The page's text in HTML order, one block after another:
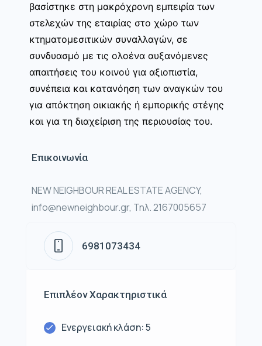
βασίστηκε στη μακρόχρονη εμπειρία των
στελεχών της εταιρίας στο χώρο των
κτηματομεσιτικών συναλλαγών, σε
συνδυασμό με τις ολοένα αυξανόμενες
απαιτήσεις του κοινού για αξιοπιστία,
συνέπεια και κατανόηση των αναγκών του
για απόκτηση οικιακής ή εμπορικής στέγης
και για τη διαχείριση της περιουσίας του.
Επικοινωνία
NEW NEIGHBOUR REAL ESTATE AGENCY,
info@newneighbour.gr, Τηλ. 2167005657
6981073434
Επιπλέον Χαρακτηριστικά
Ενεργειακή κλάση: 5